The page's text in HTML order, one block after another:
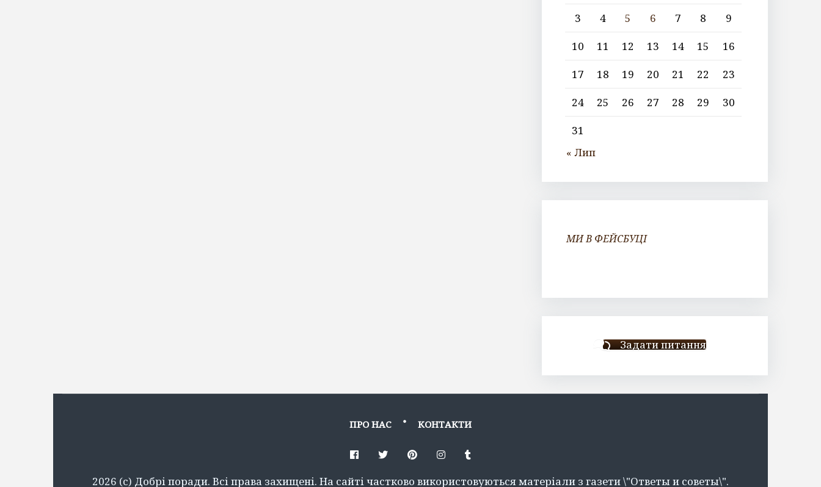
3
4 5 6 7 8
9
10
11 12 13 14 15
16
17
18 19 20 21 22
23
24
25 26 27 28 29
30
31
« Лип
МИ В ФЕЙСБУЦІ
Задати питання
ПРО НАС КОНТАКТИ
TwitterPinterestInstagram
Tumblr
2026 (c) Добрі поради. Всі права захищені. На сайті частково використовуються матеріали з газети \"Ответы и советы\".